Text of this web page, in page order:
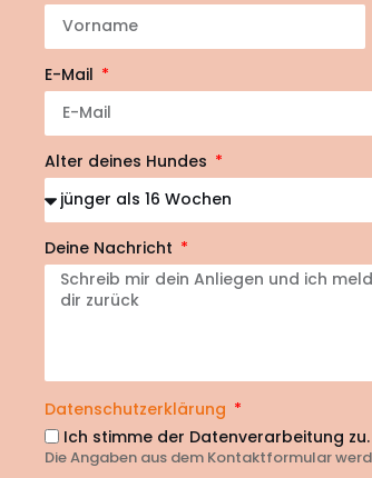
E-Mail
Alter deines Hundes
Deine Nachricht
Datenschutzerklärung
Ich stimme der Datenverarbeitung zu.
Die Angaben aus dem Kontaktformular